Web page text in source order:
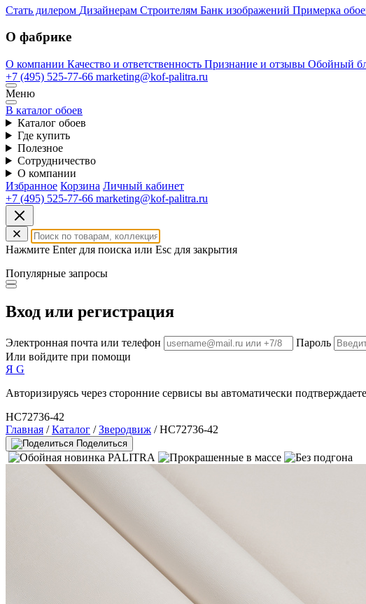
Стать дилером Дизайнерам Строителям Банк изображений Примерка
О фабрике
О компании Качество и ответственность Признание и отзывы Обойный
+7 (495) 525-77-66 marketing@kof-palitra.ru
Меню
В каталог обоев
Каталог обоев
Где купить
Полезное
Сотрудничество
О компании
Избранное Корзина Личный кабинет
+7 (495) 525-77-66 marketing@kof-palitra.ru
Нажмите Enter для поиска или Esc для закрытия
Популярные запросы
Вход или регистрация
Электронная почта или телефон Пароль
Или войдите при помощи
Я G
Авторизируясь через сторонние сервисы вы автоматически
HC72736-42
Главная /Каталог /Зверодвиж / HC72736-42
Поделиться